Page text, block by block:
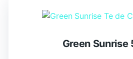
Green Sunrise